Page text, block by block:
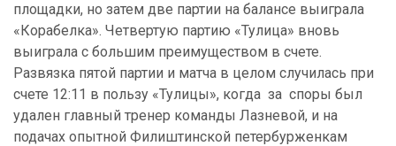
площадки, но затем две партии на балансе выиграла
«Корабелка». Четвертую партию «Тулица» вновь
выиграла с большим преимуществом в счете.
Развязка пятой партии и матча в целом случилась при
счете 12:11 в пользу «Тулицы», когда за споры был
удален главный тренер команды Лазневой, и на
подачах опытной Филиштинской петербурженкам